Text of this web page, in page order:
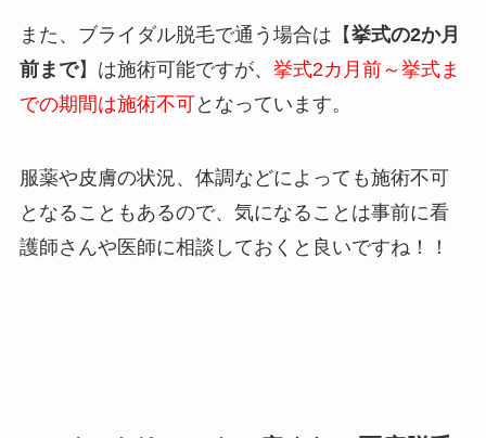
また、ブライダル脱毛で通う場合は【挙式の2か月
前まで】は施術可能ですが、 挙式2カ月前～挙式ま
での期間は施術不可となっています。
服薬や皮膚の状況、体調などによっても施術不可
となることもあるので、気になることは事前に看
護師さんや医師に相談しておくと良いですね！！